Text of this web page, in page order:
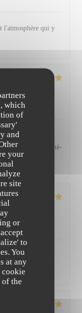
which
of
and
your
site
or
to
You
at any
the
l'atmosphère qui y
: 5/5
Accueil
bon rapport qualité-
: 5/5
sa place au